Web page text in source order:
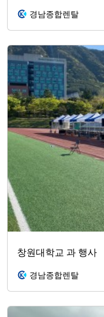
경남종합렌탈
창원대학교 과 행사
경남종합렌탈